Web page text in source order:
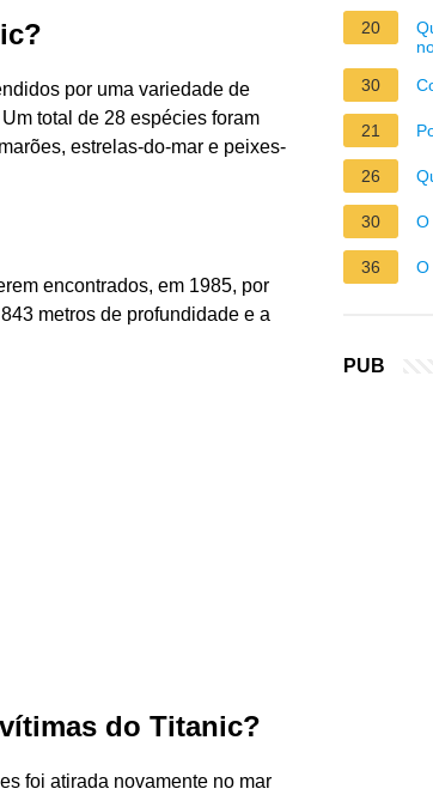
por uma variedade de
total de 28 espécies foram
estrelas-do-mar e peixes-
encontrados, em 1985, por
metros de profundidade e a
do Titanic?
foi atirada novamente no mar
20
30
21
26
30 O
36 O
PUB